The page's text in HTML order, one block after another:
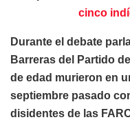
cinco
Durante el debate
Barreras del Partido
de edad murieron en
septiembre pasado
disidentes de las